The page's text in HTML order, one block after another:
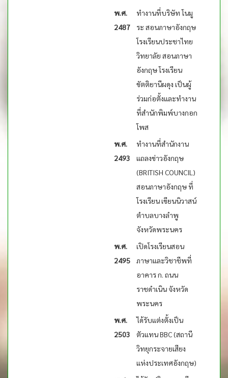
พ.ศ.
2487
ทำงานที่บริษัท โนมู
ระ สอนภาษาอังกฤษ
โรงเรียนประชาไทย
วิทยาลัย สอนภาษา
อังกฤษ โรงเรียน
ขัตติยานีผดุง เป็นผู้
ร่วมก่อตั้งและทำงาน
ที่สำนักพิมพ์บางกอก
โพส
พ.ศ.
2493
ทำงานที่สำนักงาน
แถลงข่าวอังกฤษ
(BRITISH COUNCIL)
สอนภาษาอังกฤษ ที่
โรงเรียน เขียนนิวาสน์
ตำบลบางลำพู
จังหวัดพระนคร
พ.ศ.
2495
เปิดโรงเรียนสอน
ภาษาและวิชาชีพที่
อาคาร ก. ถนน
ราชดำเนิน จังหวัด
พระนคร
พ.ศ.
2503
ได้รับแต่งตั้งเป็น
ตัวแทน BBC (สถานี
วิทยุกระจายเสียง
แห่งประเทศอังกฤษ)